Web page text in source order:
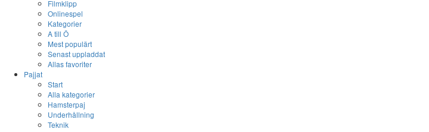
Filmklipp
Onlinespel
Kategorier
A till Ö
Mest populärt
Senast uppladdat
Allas favoriter
Pajjat
Start
Alla kategorier
Hamsterpaj
Underhållning
Teknik